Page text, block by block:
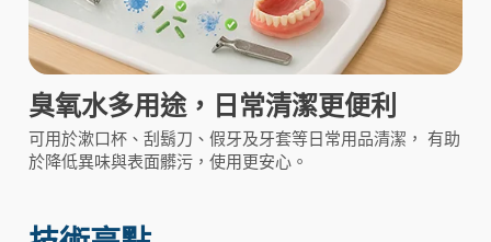
臭氧水多用途，日常清潔更便利
可用於漱口杯、刮鬍刀、假牙及牙套等日常用品清潔， 有助
於降低異味與表面髒污，使用更安心。